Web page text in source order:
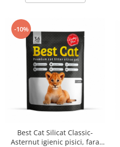
-10%
Best Cat Silicat Classic-
Asternut igienic pisici, fara